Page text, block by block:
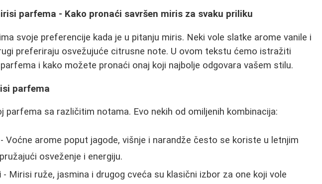
parfema - Kako pronaći savršen miris za svaku priliku
svoje preferencije kada je u pitanju miris. Neki vole slatke arome vanile i
preferiraju osvežujuće citrusne note. U ovom tekstu ćemo istražiti
i kako možete pronaći onaj koji najbolje odgovara vašem stilu.
parfema
parfema sa različitim notama. Evo nekih od omiljenih kombinacija:
- Voćne arome poput jagode, višnje i narandže često se koriste u letnjim
osveženje i energiju.
- Mirisi ruže, jasmina i drugog cveća su klasični izbor za one koji vole